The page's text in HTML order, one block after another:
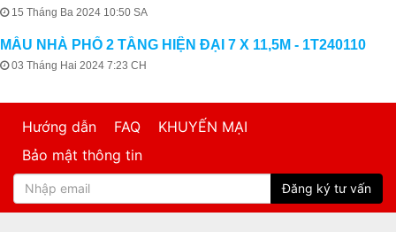
15 Tháng Ba 2024 10:50 SA
MẪU NHÀ PHỐ 2 TẦNG HIỆN ĐẠI 7 X 11,5M - 1T240110
03 Tháng Hai 2024 7:23 CH
Hướng dẫn FAQ
KHUYẾN MẠI
Bảo mật thông tin
Đăng ký tư vấn